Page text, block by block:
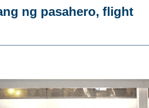
ng pasahero, flight